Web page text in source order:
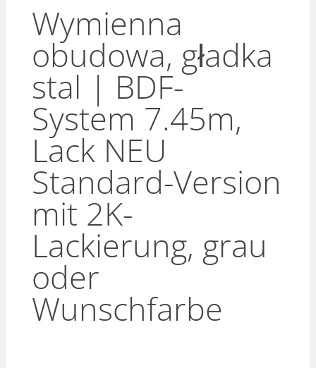
Wymienna
obudowa, gładka
stal | BDF-
System 7.45m,
Lack NEU
Standard-Version
mit 2K-
Lackierung, grau
oder
Wunschfarbe